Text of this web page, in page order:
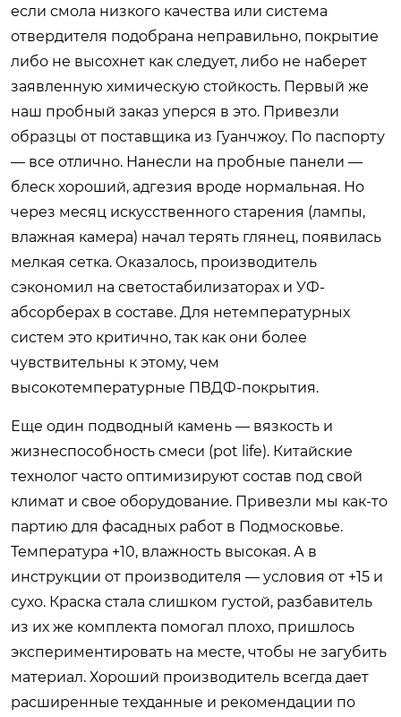
если смола низкого качества или система
отвердителя подобрана неправильно, покрытие
либо не высохнет как следует, либо не наберет
заявленную химическую стойкость. Первый же
наш пробный заказ уперся в это. Привезли
образцы от поставщика из Гуанчжоу. По паспорту
— все отлично. Нанесли на пробные панели —
блеск хороший, адгезия вроде нормальная. Но
через месяц искусственного старения (лампы,
влажная камера) начал терять глянец, появилась
мелкая сетка. Оказалось, производитель
сэкономил на светостабилизаторах и УФ-
абсорберах в составе. Для нетемпературных
систем это критично, так как они более
чувствительны к этому, чем
высокотемпературные ПВДФ-покрытия.
Еще один подводный камень — вязкость и
жизнеспособность смеси (pot life). Китайские
технолог часто оптимизируют состав под свой
климат и свое оборудование. Привезли мы как-то
партию для фасадных работ в Подмосковье.
Температура +10, влажность высокая. А в
инструкции от производителя — условия от +15 и
сухо. Краска стала слишком густой, разбавитель
из их же комплекта помогал плохо, пришлось
экспериментировать на месте, чтобы не загубить
материал. Хороший производитель всегда дает
расширенные техданные и рекомендации по